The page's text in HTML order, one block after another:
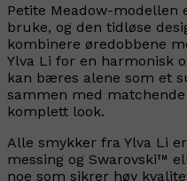
Petite Meadow-modellen
bruke, og den tidløse
kombinere øredobbene
Ylva Li for en harmonisk
kan bæres alene som et
sammen med
komplett look.
Alle smykker fra Ylva Li
messing og Swarovski™
noe som sikrer høy